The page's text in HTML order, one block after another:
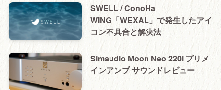
SWELL / ConoHa
WING「WEXAL」で発生したアイ
コン不具合と解決法
Simaudio Moon Neo 220i プリメ
インアンプ サウンドレビュー